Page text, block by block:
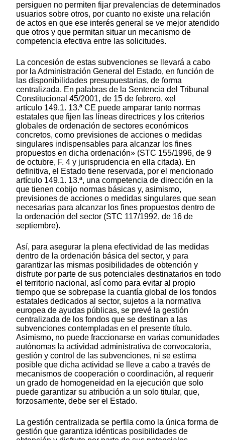
persiguen no permiten fijar prevalencias de determinados
usuarios sobre otros, por cuanto no existe una relación
de actos en que ese interés general se ve mejor atendido
que otros y que permitan situar un mecanismo de
competencia efectiva entre las solicitudes.
La concesión de estas subvenciones se llevará a cabo
por la Administración General del Estado, en función de
las disponibilidades presupuestarias, de forma
centralizada. En palabras de la Sentencia del Tribunal
Constitucional 45/2001, de 15 de febrero, «el
artículo 149.1. 13.ª CE puede amparar tanto normas
estatales que fijen las líneas directrices y los criterios
globales de ordenación de sectores económicos
concretos, como previsiones de acciones o medidas
singulares indispensables para alcanzar los fines
propuestos en dicha ordenación» (STC 155/1996, de 9
de octubre, F. 4 y jurisprudencia en ella citada). En
definitiva, el Estado tiene reservada, por el mencionado
artículo 149.1. 13.ª, una competencia de dirección en la
que tienen cobijo normas básicas y, asimismo,
previsiones de acciones o medidas singulares que sean
necesarias para alcanzar los fines propuestos dentro de
la ordenación del sector (STC 117/1992, de 16 de
septiembre).
Así, para asegurar la plena efectividad de las medidas
dentro de la ordenación básica del sector, y para
garantizar las mismas posibilidades de obtención y
disfrute por parte de sus potenciales destinatarios en todo
el territorio nacional, así como para evitar al propio
tiempo que se sobrepase la cuantía global de los fondos
estatales dedicados al sector, sujetos a la normativa
europea de ayudas públicas, se prevé la gestión
centralizada de los fondos que se destinan a las
subvenciones contempladas en el presente título.
Asimismo, no puede fraccionarse en varias comunidades
autónomas la actividad administrativa de convocatoria,
gestión y control de las subvenciones, ni se estima
posible que dicha actividad se lleve a cabo a través de
mecanismos de cooperación o coordinación, al requerir
un grado de homogeneidad en la ejecución que solo
puede garantizar su atribución a un solo titular, que,
forzosamente, debe ser el Estado.
La gestión centralizada se perfila como la única forma de
gestión que garantiza idénticas posibilidades de